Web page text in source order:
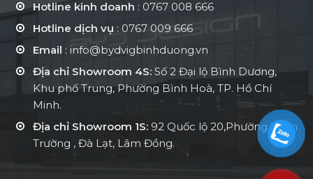
Hotline kinh doanh : 0767 008 666
Hotline dịch vụ : 0767 009 666
Email : info@bydvigbinhduong.vn
Địa chỉ Showroom 4S: Số 2 Đại lộ Bình Dương,
Khu phố Trung, Phường Bình Hoà, TP. Hồ Chí
Minh.
Địa chỉ Showroom 1S: 92 Quốc lộ 20,Phường Xuân
Trường , Đà Lạt, Lâm Đồng.